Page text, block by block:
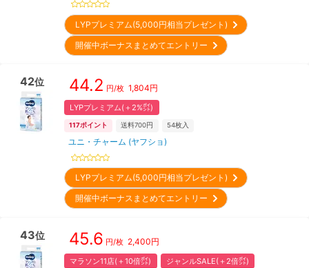
LYPプレミアム(5,000円相当プレゼント)
開催中ボーナスまとめてエントリー
42位 44.2 円/枚 1,804円
LYPプレミアム(＋2%㌽)
117ポイント 送料700円 54枚入
ユニ・チャーム (ヤフショ)
LYPプレミアム(5,000円相当プレゼント)
開催中ボーナスまとめてエントリー
43位 45.6 円/枚 2,400円
マラソン11店(＋10倍㌽)
ジャンルSALE(＋2倍㌽)